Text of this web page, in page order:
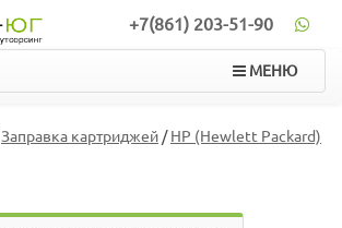
+7(861) 203-51-90
МЕНЮ
Заправка картриджей/HP (Hewlett Packard)